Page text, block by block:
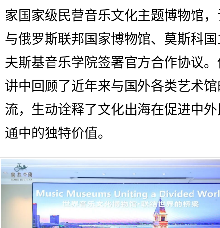
家国家级民营音乐文化主题博物馆
与俄罗斯联邦国家博物馆、莫斯科
夫斯基音乐学院签署官方合作协议
讲中回顾了近年来与国外各类艺术
流，生动诠释了文化出海在促进中
通中的独特价值。